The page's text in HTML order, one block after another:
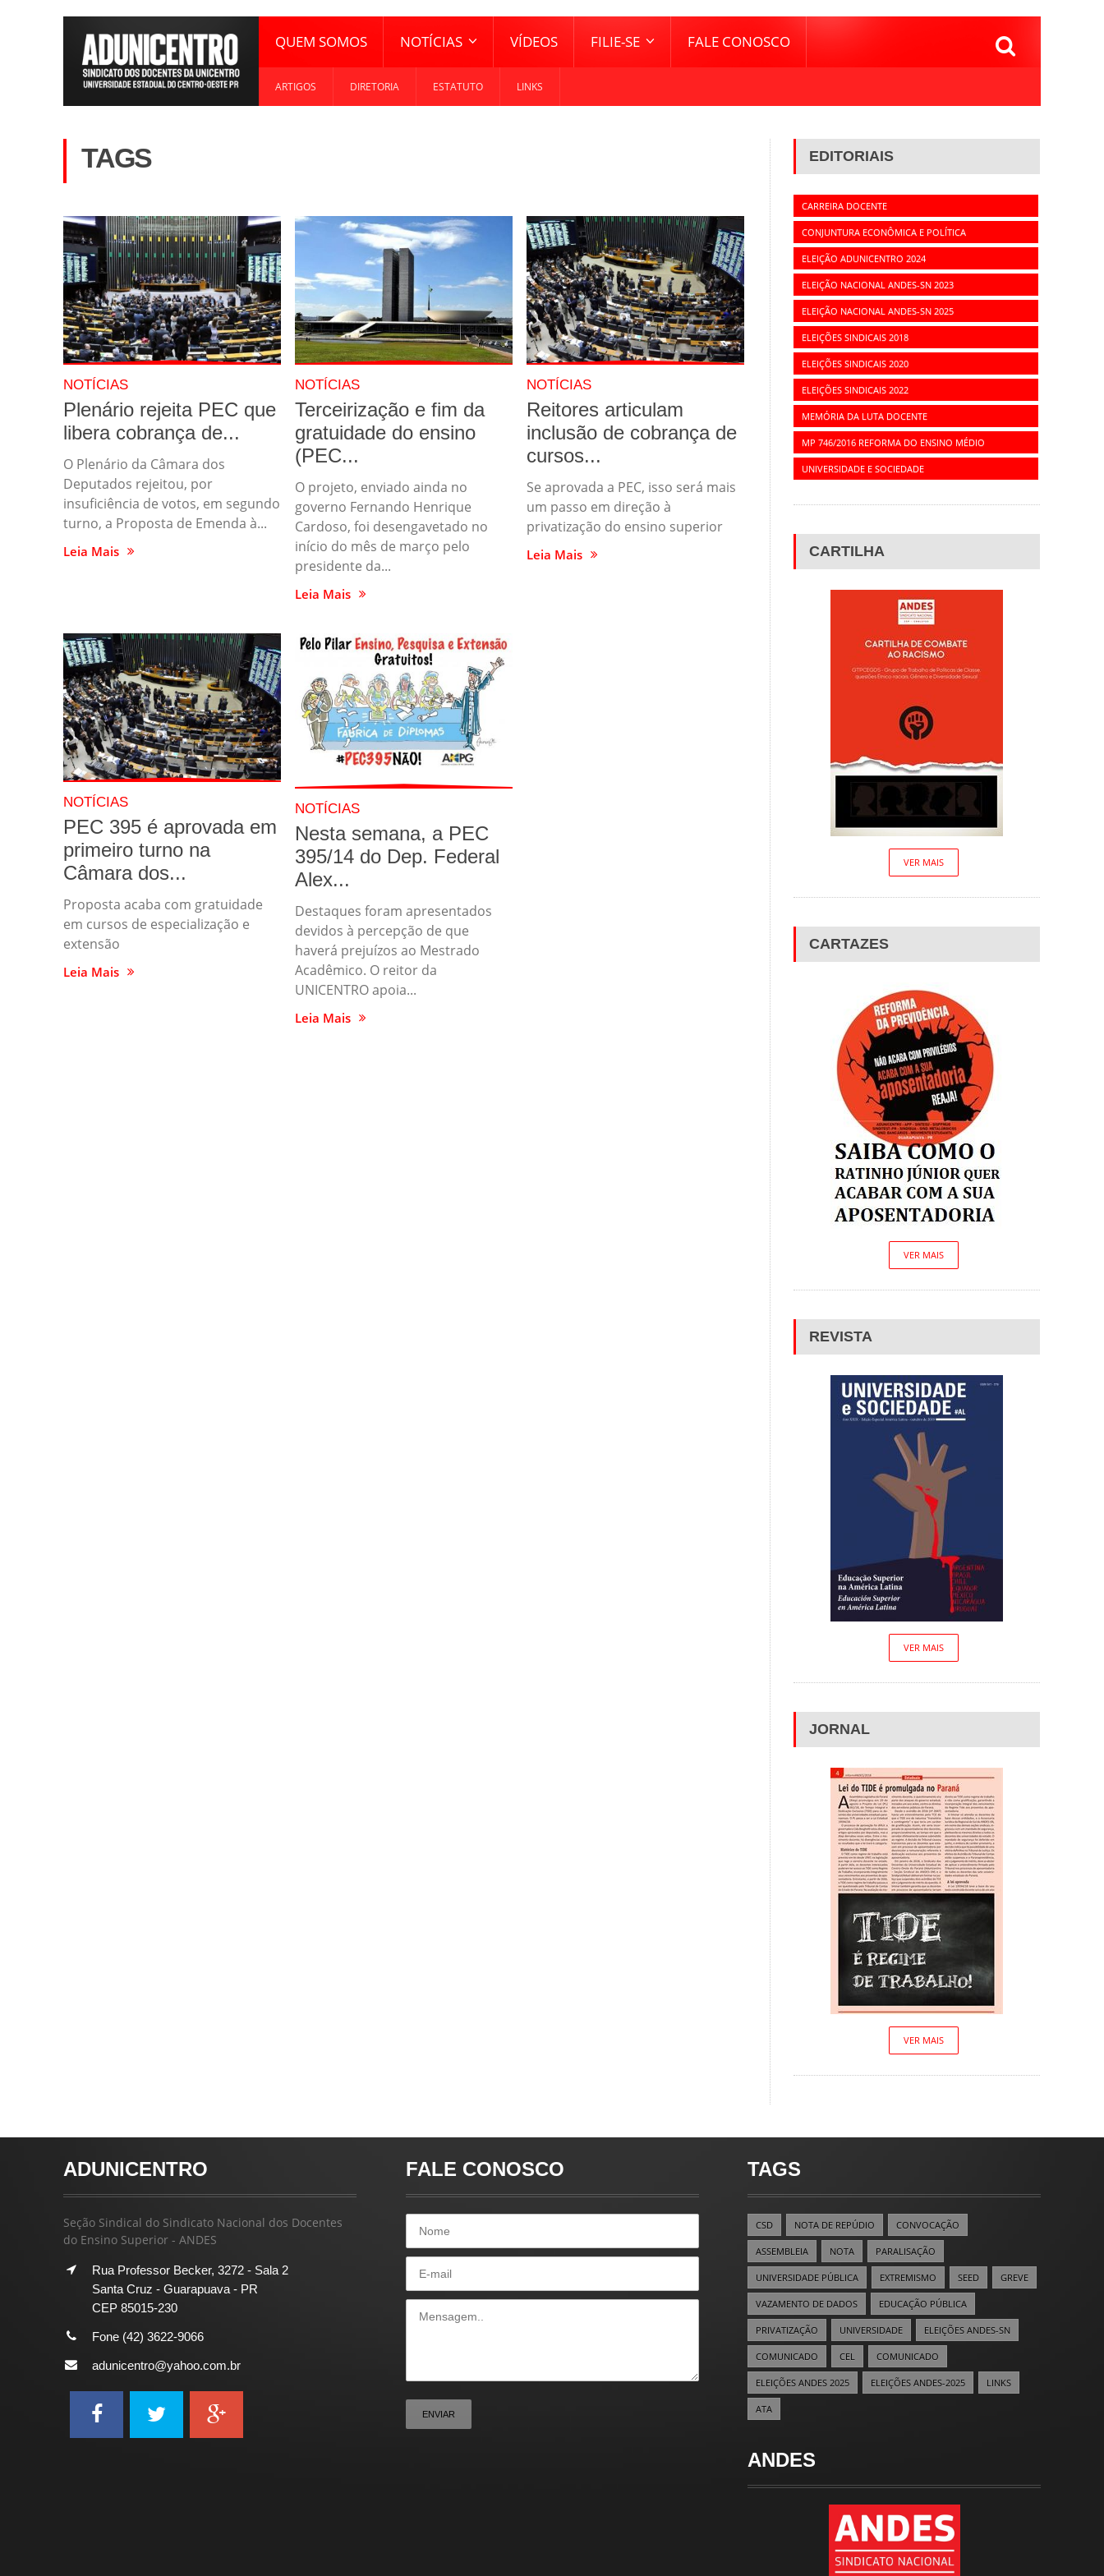
QUEM SOMOS NOTÍCIAS VÍDEOS FILIE-SE FALE CONOSCO
ARTIGOS DIRETORIA ESTATUTO LINKS
TAGS
NOTÍCIAS
Plenário rejeita PEC que
libera cobrança de...
O Plenário da Câmara dos
Deputados rejeitou, por
insuficiência de votos, em segundo
turno, a Proposta de Emenda à...
Leia Mais
NOTÍCIAS
Terceirização e fim da
gratuidade do ensino
(PEC...
O projeto, enviado ainda no
governo Fernando Henrique
Cardoso, foi desengavetado no
início do mês de março pelo
presidente da...
Leia Mais
NOTÍCIAS
Reitores articulam
inclusão de cobrança de
cursos...
Se aprovada a PEC, isso será mais
um passo em direção à
privatização do ensino superior
Leia Mais
NOTÍCIAS
PEC 395 é aprovada em
primeiro turno na
Câmara dos...
Proposta acaba com gratuidade
em cursos de especialização e
extensão
Leia Mais
NOTÍCIAS
Nesta semana, a PEC
395/14 do Dep. Federal
Alex...
Destaques foram apresentados
devidos à percepção de que
haverá prejuízos ao Mestrado
Acadêmico. O reitor da
UNICENTRO apoia...
Leia Mais
EDITORIAIS
CARREIRA DOCENTE
CONJUNTURA ECONÔMICA E POLÍTICA
ELEIÇÃO ADUNICENTRO 2024
ELEIÇÃO NACIONAL ANDES-SN 2023
ELEIÇÃO NACIONAL ANDES-SN 2025
ELEIÇÕES SINDICAIS 2018
ELEIÇÕES SINDICAIS 2020
ELEIÇÕES SINDICAIS 2022
MEMÓRIA DA LUTA DOCENTE
MP 746/2016 REFORMA DO ENSINO MÉDIO
UNIVERSIDADE E SOCIEDADE
CARTILHA
VER MAIS
CARTAZES
VER MAIS
REVISTA
VER MAIS
JORNAL
VER MAIS
ADUNICENTRO
Seção Sindical do Sindicato Nacional dos Docentes
do Ensino Superior - ANDES
Rua Professor Becker, 3272 - Sala 2
Santa Cruz - Guarapuava - PR
CEP 85015-230
Fone (42) 3622-9066
adunicentro@yahoo.com.br
FALE CONOSCO TAGS
CSD NOTA DE REPÚDIO CONVOCAÇÃO
ASSEMBLEIA NOTA PARALISAÇÃO
UNIVERSIDADE PÚBLICA EXTREMISMO SEED GREVE
VAZAMENTO DE DADOS EDUCAÇÃO PÚBLICA
PRIVATIZAÇÃO UNIVERSIDADE ELEIÇÕES ANDES-SN
COMUNICADO CEL COMUNICADO
ELEIÇÕES ANDES 2025 ELEIÇÕES ANDES-2025 LINKS
ATA
ANDES